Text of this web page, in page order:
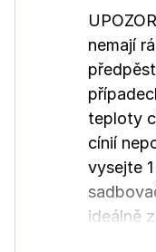
nemají
teploty
cínií
vysejte
ideálně